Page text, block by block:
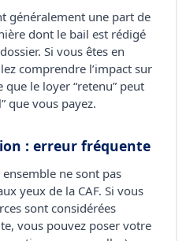
généralement une part de
dont le bail est rédigé
Si vous êtes en
comprendre l’impact sur
le loyer “retenu” peut
que vous payez.
: erreur fréquente
ne sont pas
yeux de la CAF. Si vous
sont considérées
vous pouvez poser votre